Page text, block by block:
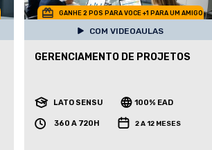
GANHE 2 POS PARA VOCE +1 PARA UM AMIGO
COM VIDEOAULAS
GERENCIAMENTO DE PROJETOS
LATO SENSU 100% EAD
360 A 720H 2 A 12 MESES